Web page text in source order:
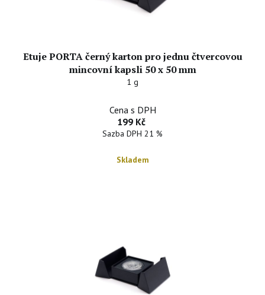
Etuje PORTA černý karton pro jednu čtvercovou
mincovní kapsli 50 x 50 mm
1 g
Cena s DPH
199 Kč
Sazba DPH 21 %
Skladem